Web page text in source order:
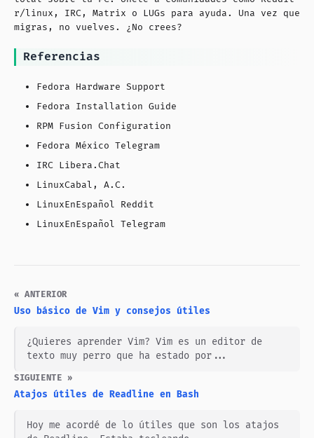
r/linux, IRC, Matrix o LUGs para ayuda. Una vez que
migras, no vuelves. ¿No crees?
Referencias
Fedora Hardware Support
Fedora Installation Guide
RPM Fusion Configuration
Fedora México Telegram
IRC Libera.Chat
LinuxCabal, A.C.
LinuxEnEspañol Reddit
LinuxEnEspañol Telegram
« ANTERIOR
Uso básico de Vim y consejos útiles
¿Quieres aprender Vim? Vim es un editor de
texto muy perro que ha estado por...
SIGUIENTE »
Atajos útiles de Readline en Bash
Hoy me acordé de lo útiles que son los atajos